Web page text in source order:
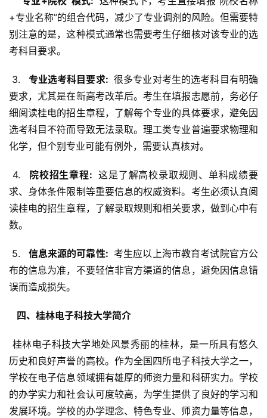
+专业名称”的组合代码，减少了专业调剂的风险。但需要特
别注意的是，这种模式通常也需要考生仔细核对该专业的选
考科目要求。
3.
  专业选考科目要求:
很多专业对考生的选考科目有明确
要求，尤其是在新高考改革后。考生在填报志愿前，务必仔
细阅读桂电的招生章程，了解每个专业的具体要求，避免因
选考科目不符而导致无法录取。理工类专业普遍要求物理和
化学，但个别专业可能有例外，需要认真核对。
4.
  院校招生章程:
这是了解高校录取规则、单科成绩要
求、身体条件限制等重要信息的权威资料。考生必须认真阅
读桂电的招生章程，了解录取规则和相关要求，做到心中有
数。
5.
  信息来源的可靠性:
考生应以上海市教育考试院官方公
布的信息为准，不要轻信非官方渠道的信息，避免因信息错
误而造成损失。
  四、桂林电子科技大学简介
历史和良好声誉的高校。作为全国四所电子科技大学之一，
学校在电子信息领域拥有雄厚的师资力量和科研实力。学校
的办学实力和社会认可度较高，为学生提供了良好的学习和
发展环境。学校的办学理念、特色专业、师资力量等信息，